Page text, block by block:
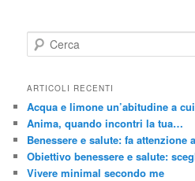
e
c
ARTICOLI RECENTI
Acqua e limone un’abitudine a
Anima, quando incontri la tua…
Benessere e salute: fa attenzione
Obiettivo benessere e salute:
Vivere minimal secondo me